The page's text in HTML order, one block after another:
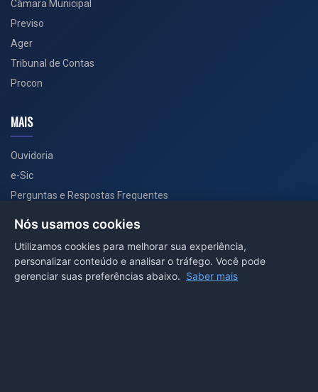
Câmara Municipal
Previso
Ager
Tribunal de Contas
Procon
MAIS
Ouvidoria
e-Sic
Perguntas e Respostas Frequentes
PORTAL COVID-19
Nós usamos cookies
Utilizamos cookies para melhorar sua experiência,
personalizar conteúdo e analisar o tráfego. Você pode
gerenciar suas preferências abaixo. Saber mais